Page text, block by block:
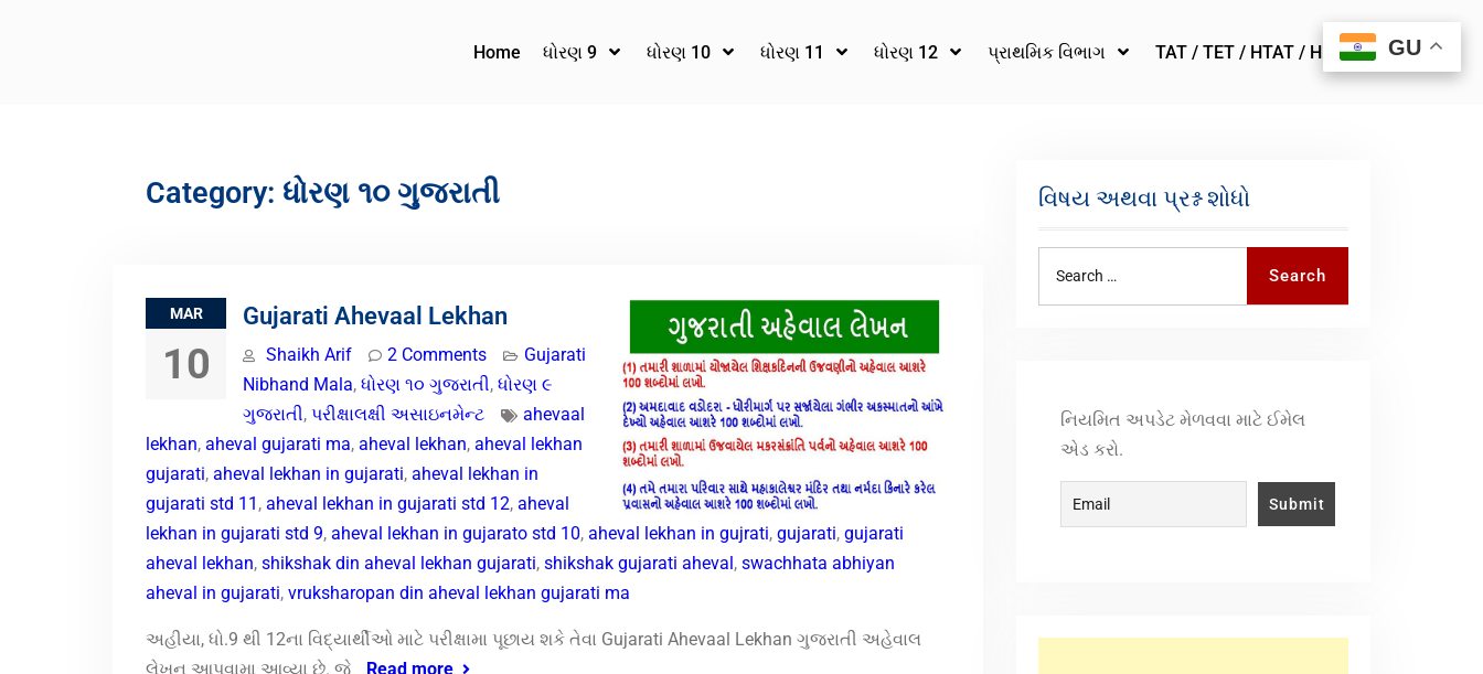
Home ધોરણ 9 ધોરણ 10 ધોરણ 11 ધોરણ 12 પ્રાથમિક વિભાગ TAT / TET / HTAT / HMAT
Category: ધોરણ ૧૦ ગુજરાતી
MAR
10
Gujarati Ahevaal Lekhan
Shaikh Arif 2 Comments
Gujarati
Nibhand Mala, ધોરણ ૧૦ ગુજરાતી, ધોરણ ૯
ગુજરાતી, પરીક્ષાલક્ષી અસાઇનમેન્ટ
ahevaal
lekhan, aheval gujarati ma, aheval lekhan, aheval lekhan
gujarati, aheval lekhan in gujarati, aheval lekhan in
gujarati std 11 , aheval lekhan in gujarati std 12, aheval
lekhan in gujarati std 9, aheval lekhan in gujarato std 10, aheval lekhan in gujrati, gujarati, gujarati
aheval lekhan, shikshak din aheval lekhan gujarati, shikshak gujarati aheval, swachhata abhiyan
aheval in gujarati, vruksharopan din aheval lekhan gujarati ma
અહીયા, ધો.9 થી 12ના વિદ્યાર્થીઓ માટે પરીક્ષામા પૂછાય શકે તેવા Gujarati Ahevaal Lekhan ગુજરાતી અહેવાલ
લેખન આપવામા આવ્યા છે. જે
Read more
વિષય અથવા પ્રશ્ન શોધો
Search
નિયમિત અપડેટ મેળવવા માટે ઈમેલ
એડ કરો.
GU
GU